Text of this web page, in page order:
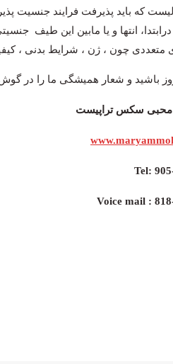
که باید پذیرفت فرایند جنسیت
انتها و یا مابین این طیف
باشید و شعار همیشگی ما را در
محبی سکس تراپیست
Tel:
Voice mail :